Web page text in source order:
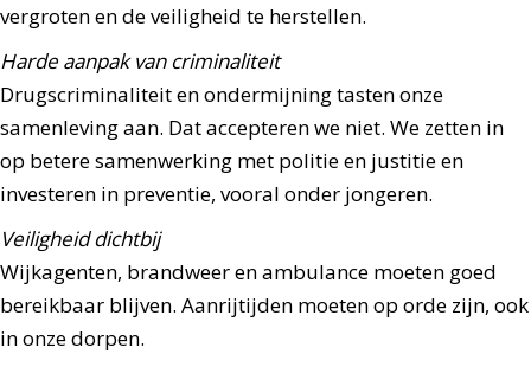
vergroten en de veiligheid te herstellen.
Harde aanpak van criminaliteit
Drugscriminaliteit en ondermijning tasten onze
samenleving aan. Dat accepteren we niet. We zetten in
op betere samenwerking met politie en justitie en
investeren in preventie, vooral onder jongeren.
Veiligheid dichtbij
Wijkagenten, brandweer en ambulance moeten goed
bereikbaar blijven. Aanrijtijden moeten op orde zijn, ook
in onze dorpen.